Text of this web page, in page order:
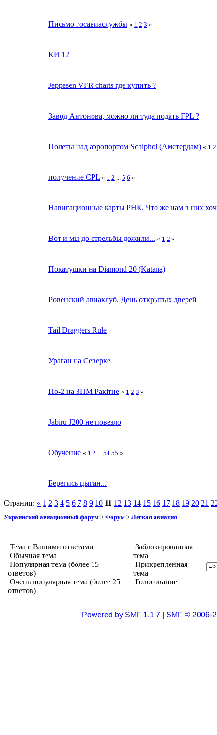
Письмо госавиаслужбы « 1 2 3 »
КИ 12
Jeppesen VFR charts где купить ?
Завод Антонова, можно ли туда подать FPL ?
Полеты над аэропортом Schiphol (Амстердам) « 1 2
получение CPL « 1 2 5 6 »
Навигационные карты РНК. Что же нам в них
Вот и мы до стрельбы дожили... « 1 2 »
Покатушки на Diamond 20 (Katana)
Ровенский авиаклуб. День открытых дверей
Tail Draggers Rule
Ураган на Северке
По-2 на ЗПМ Ракітне « 1 2 3 »
Jabiru J200 не повезло
Обучение « 1 2 54 55 »
Берегись цыган...
Страниц: « 1 2 3 4 5 6 7 8 9 10 11 12 13 14 15 16 17 18 19 20 21
Украинский авиационный форум > Форум > Легкая авиация
Тема с Вашими ответами
Обычная тема
Популярная тема (более 15
ответов)
Очень популярная тема (более 25
ответов)
Заблокированная
тема
Прикрепленная
тема
Голосование
Powered by SMF 1.1.7 SMF © 2006-